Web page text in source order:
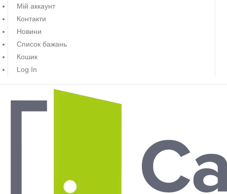
Мій аккаунт
Контакти
Новини
Список бажань
Кошик
Log In